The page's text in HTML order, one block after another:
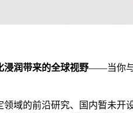
浸润带来的全球视野——当你与
领域的前沿研究、国内暂未开